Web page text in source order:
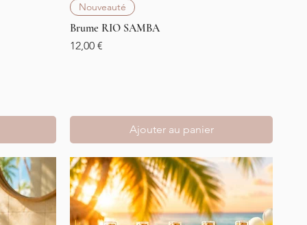
Nouveauté
Brume RIO SAMBA
Prix
12,00 €
Ajouter au panier